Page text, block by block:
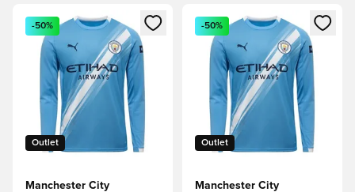
Åpner en Modal for å logge inn eller registrere deg som
Outlet
-50%
Manchester City
Åpner en Modal for å logge
Outlet
-50%
Manchester City